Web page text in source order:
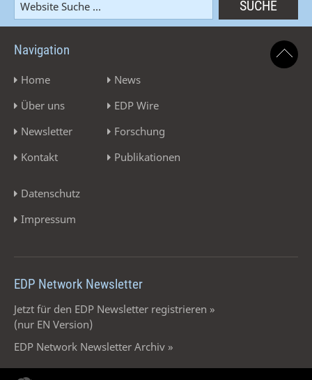
Navigation
Home
Über uns
Newsletter
Kontakt
News
EDP Wire
Forschung
Publikationen
Datenschutz
Impressum
EDP Network Newsletter
Jetzt für den EDP Newsletter registrieren »
(nur EN Version)
EDP Network Newsletter Archiv »